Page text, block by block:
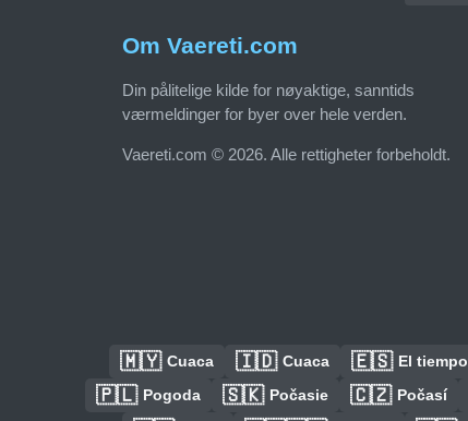
Om Vaereti.com
Din pålitelige kilde for nøyaktige, sanntids
værmeldinger for byer over hele verden.
Vaereti.com © 2026. Alle rettigheter forbeholdt.
🇲🇾 Cuaca 🇮🇩 Cuaca 🇪🇸 El tiempo
🇵🇱 Pogoda 🇸🇰 Počasie 🇨🇿 Počasí